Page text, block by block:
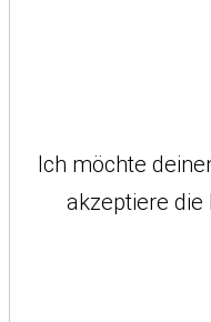
Ich möchte
akzeptiere